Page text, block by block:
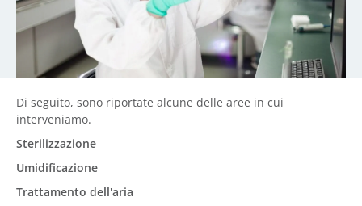
Di seguito, sono riportate alcune delle aree in cui
interveniamo.
Sterilizzazione
Umidificazione
Trattamento dell'aria